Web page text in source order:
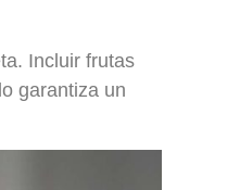
Incluir frutas
garantiza un